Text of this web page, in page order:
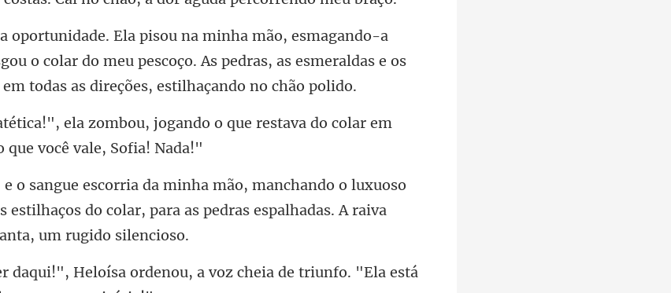
o colar do meu pescoço. As pedras, as esmeraldas
jogando o que restava do colar em
luxuoso
estilhaços do colar, para as pedra
enou, a voz cheia de triunfo. "Ela está